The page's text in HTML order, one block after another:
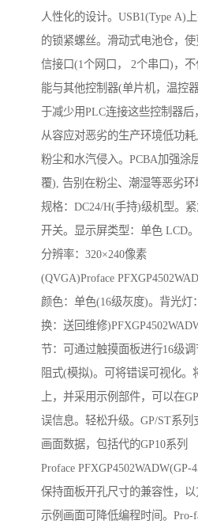
人性化的设计。USB1(Type A)
的锁紧螺丝。滑动式电池仓，
信接口(1个网口， 2个串口)，
能与其他控制器(单片机，温控
于减少用PLC连接这些控制器后
从容应对恶劣的生产环境低功
粉尘和水汽侵入。PCBA加强涂
覆), 告别在粉尘、潮湿等恶劣环
规格：DC24/H(手持)级机型。
开关。显示屏类型：单色 LCD
分辨率：320×240像素
(QVGA)Proface
颜色：单色(16级灰度)。背光灯
换：送回维修
节：可通过触摸面板进行16级
阻式(模拟)。可将错误可视化。
上，并采用示例部件，可以在
误信息。轻松升级。GP/ST系列
画面数据，包括代的GP10系列
Proface
保持面板开孔尺寸的兼容性，
示例画面可降低编程时间。Pro-